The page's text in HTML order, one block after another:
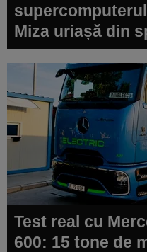
Miza uriașă din
Test real cu
600: 15 tone de